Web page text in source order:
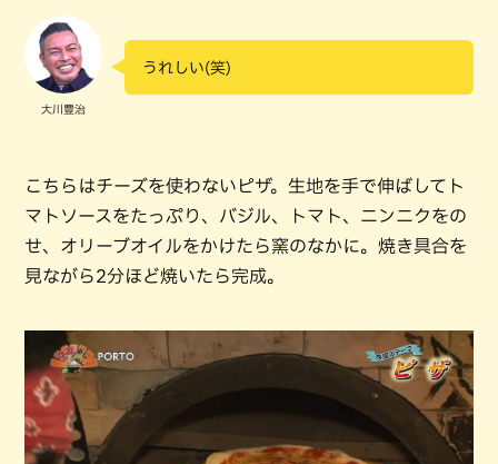
大川豊治
うれしい(笑)
こちらはチーズを使わないピザ。生地を手で伸ばしてト
マトソースをたっぷり、バジル、トマト、ニンニクをの
せ、オリーブオイルをかけたら窯のなかに。焼き具合を
見ながら2分ほど焼いたら完成。